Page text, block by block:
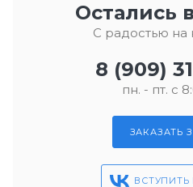
Остались
С радостью на
8 (909)
пн. - пт. с
ЗАКАЗАТЬ
ВСТУПИТЬ